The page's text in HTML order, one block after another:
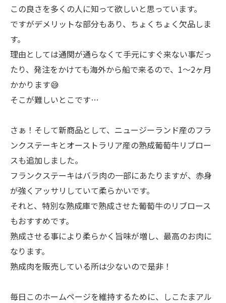
この良さを多くの人に知って欲しいと思っています。
ですがデメリットな部分もあり、ちょくちょく欠品しま
す。
理由としては通関が通らなくて手元にすぐ来ない事だっ
たり、発注をかけても海外から船で来るので、1〜2ヶ月
かかります😅
そこが難しいとこです…
さぁ！そして新商品として、ニュージーランド産のフラ
ンクステーキとオーストラリア産の熟成葡萄牛リブロー
スも追加しました。
フランクステーキはバラ肉の一部にあたりますが、赤身
が強くアッサリしていて柔らかいです。
それと、特別な熟成庫で熟成させた葡萄牛のリブロース
もおすすめです。
熟成させる事により柔らかく旨味が増し、最高のお肉に
なります。
熟成肉を販売している所は少ないので是非！
毎日このホームページを維持するために、しこたまアル